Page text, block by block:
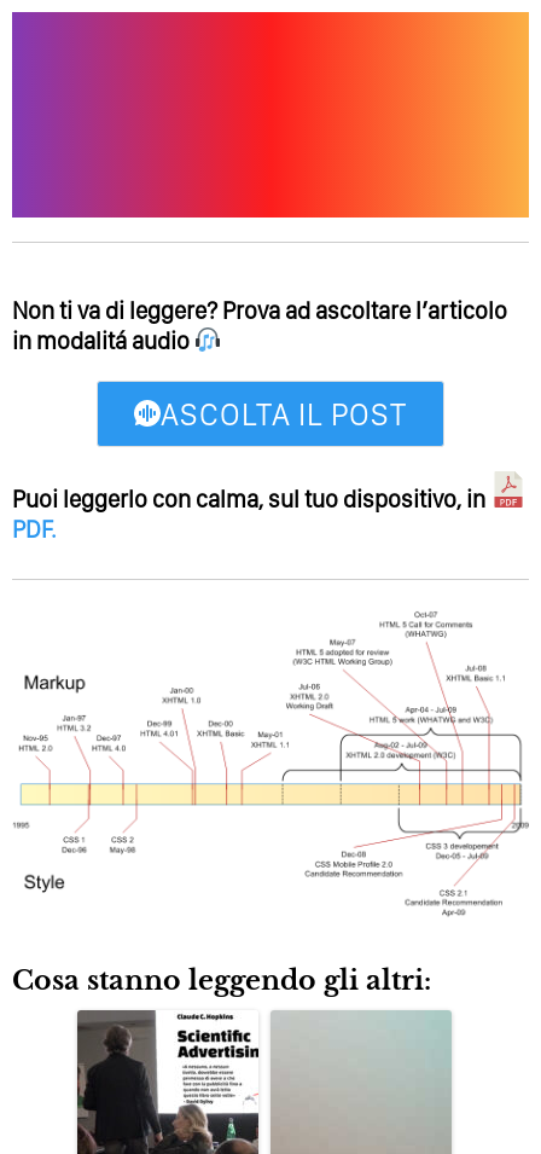
Non ti va di leggere? Prova ad ascoltare l’articolo
in modalitá audio
ASCOLTA IL POST
Puoi leggerlo con calma, sul tuo dispositivo, in
PDF.
Cosa stanno leggendo gli altri: